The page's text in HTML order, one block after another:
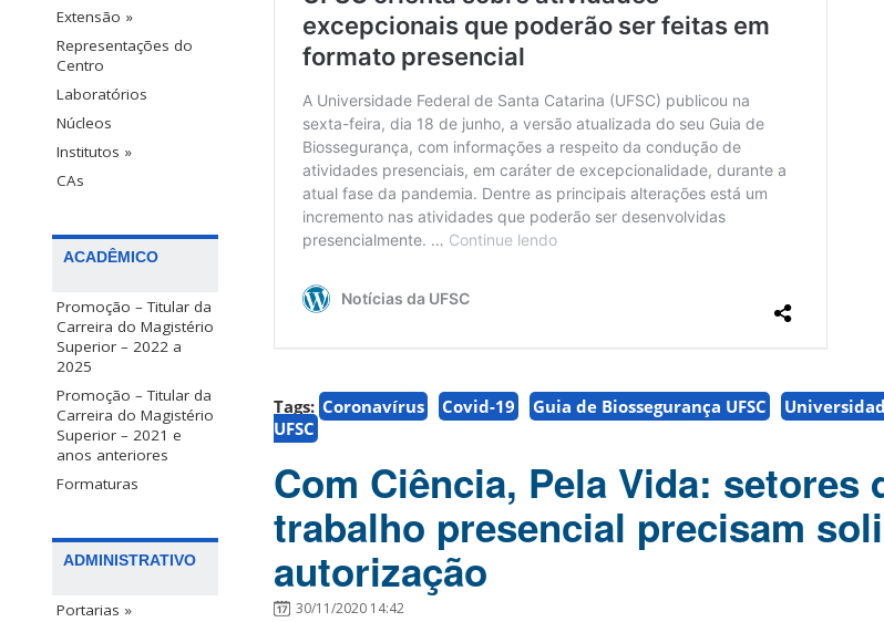
Extensão »
Representações do
Centro
Laboratórios
Núcleos
Institutos »
CAs
ACADÊMICO
Promoção – Titular da
Carreira do Magistério
Superior – 2022 a
2025
Promoção – Titular da
Carreira do Magistério
Superior – 2021 e
anos anteriores
Formaturas
ADMINISTRATIVO
Portarias »
Tags: Coronavírus Covid-19 Guia de Biossegurança UFSC
UFSC
Com Ciência, Pela Vida: setores
trabalho presencial precisam
autorização
30/11/2020 14:42